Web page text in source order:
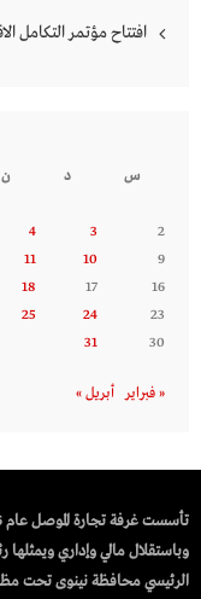
افتتاح مؤتمر التكامل
س
د ن
2
3
4
9
10
11
16
17
18
23
24
25
30
31
« فبراير أبريل »
وباستقلال مالي وإداري
الرئيسي محافظة نينوى تحت